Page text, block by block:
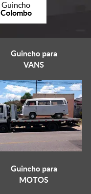
Guincho
Colombo
Guincho para
VANS
Guincho para
MOTOS